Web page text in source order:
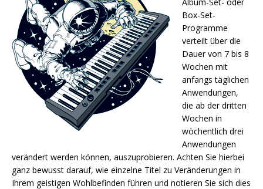
Box-Set-
Programme
verteilt über die
Dauer von 7 bis 8
Wochen mit
anfangs täglichen
Anwendungen,
die ab der dritten
Wochen in
wöchentlich drei
Anwendungen
verändert werden können, auszuprobieren. Achten Sie hierbei
ganz bewusst darauf, wie einzelne Titel zu Veränderungen in
Ihrem geistigen Wohlbefinden führen und notieren Sie sich dies